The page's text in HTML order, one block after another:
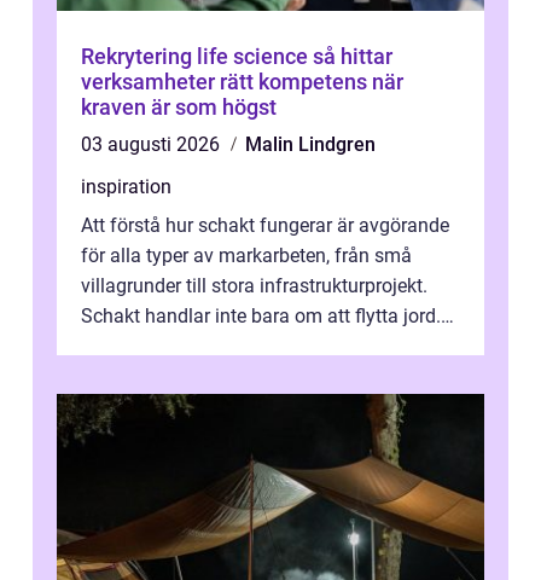
Rekrytering life science så hittar
verksamheter rätt kompetens när
kraven är som högst
03 augusti 2026
Malin Lindgren
inspiration
Att förstå hur schakt fungerar är avgörande
för alla typer av markarbeten, från små
villagrunder till stora infrastrukturprojekt.
Schakt handlar inte bara om att flytta jord.